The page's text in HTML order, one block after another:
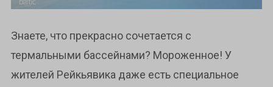
Знаете, что прекрасно сочетается с
термальными бассейнами? Мороженное! У
жителей Рейкьявика даже есть специальное